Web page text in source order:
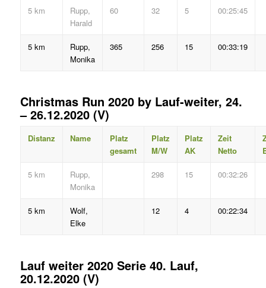
5 km
Rupp,
Harald
60 32 5 00:25:45
5 km
Rupp,
Monika
365 256 15 00:33:19
Christmas Run 2020 by Lauf-weiter, 24.
– 26.12.2020 (V)
Distanz Name
Platz
gesamt
Platz
M/W
Platz
AK
Zeit
Netto
5 km
Rupp,
Monika
298 15 00:32:26
5 km
Wolf,
Elke
12 4 00:22:34
Lauf weiter 2020 Serie 40. Lauf,
20.12.2020 (V)